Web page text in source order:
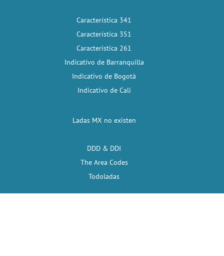
Característica 341
Característica 351
Característica 261
Indicativo de Barranquilla
Indicativo de Bogotá
Indicativo de Cali
Ladas MX no existen
DDD & DDI
The Area Codes
Todoladas